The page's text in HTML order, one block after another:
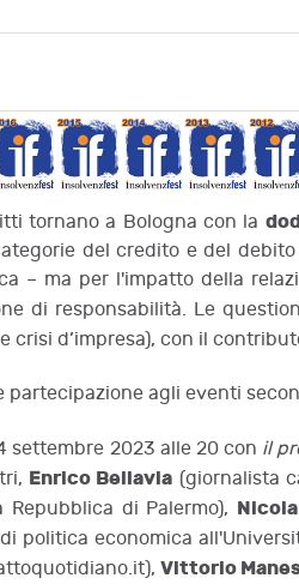
tornano a Bologna con la
del credito e del
– ma per l'impatto della
di responsabilità. Le
crisi d’impresa), con il
agli eventi
settembre 2023 alle 20 con il
Enrico Bellavia (giornalista
Repubblica di Palermo),
politica economica
Vittorio